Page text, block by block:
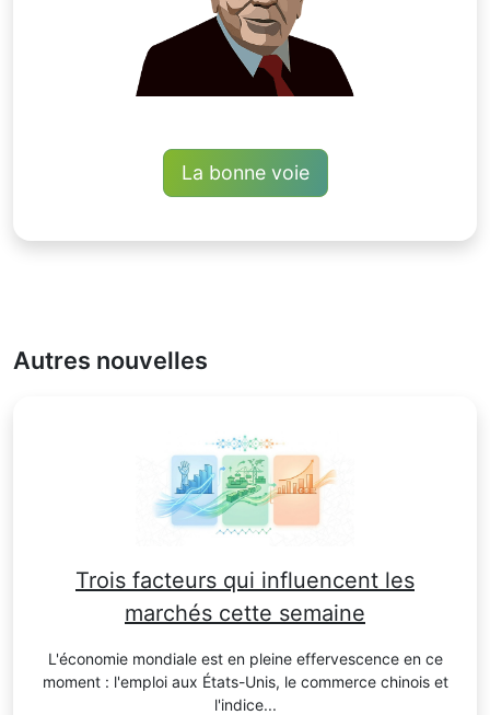
La bonne voie
Autres nouvelles
Trois facteurs qui influencent les
marchés cette semaine
L'économie mondiale est en pleine effervescence en ce
moment : l'emploi aux États-Unis, le commerce chinois et
l'indice...